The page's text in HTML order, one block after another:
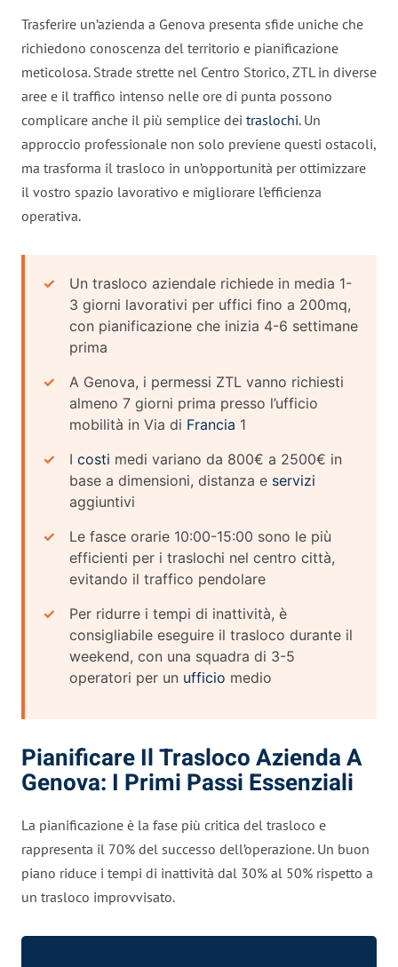
Trasferire un’azienda a Genova presenta sfide uniche che
richiedono conoscenza del territorio e pianificazione
meticolosa. Strade strette nel Centro Storico, ZTL in diverse
aree e il traffico intenso nelle ore di punta possono
complicare anche il più semplice dei traslochi. Un
approccio professionale non solo previene questi ostacoli,
ma trasforma il trasloco in un’opportunità per ottimizzare
il vostro spazio lavorativo e migliorare l’efficienza
operativa.
Un trasloco aziendale richiede in media 1-
3 giorni lavorativi per uffici fino a 200mq,
con pianificazione che inizia 4-6 settimane
prima
A Genova, i permessi ZTL vanno richiesti
almeno 7 giorni prima presso l’ufficio
mobilità in Via di Francia 1
I costi medi variano da 800€ a 2500€ in
base a dimensioni, distanza e servizi
aggiuntivi
Le fasce orarie 10:00-15:00 sono le più
efficienti per i traslochi nel centro città,
evitando il traffico pendolare
Per ridurre i tempi di inattività, è
consigliabile eseguire il trasloco durante il
weekend, con una squadra di 3-5
operatori per un ufficio medio
Pianificare Il Trasloco Azienda A
Genova: I Primi Passi Essenziali
La pianificazione è la fase più critica del trasloco e
rappresenta il 70% del successo dell’operazione. Un buon
piano riduce i tempi di inattività dal 30% al 50% rispetto a
un trasloco improvvisato.